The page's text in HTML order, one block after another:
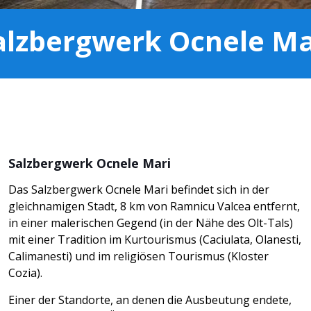
Ocnele
Salzbergwerk Ocnele Mari
Das Salzbergwerk Ocnele Mari befindet sich in der
gleichnamigen Stadt, 8 km von Ramnicu Valcea entfernt,
in einer malerischen Gegend (in der Nähe des Olt-Tals)
mit einer Tradition im Kurtourismus (Caciulata, Olanesti,
Calimanesti) und im religiösen Tourismus (Kloster
Cozia).
Einer der Standorte, an denen die Ausbeutung endete,